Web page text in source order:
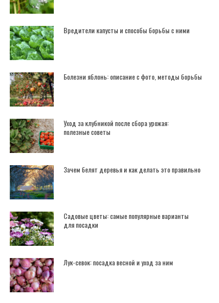
Вредители капусты и способы борьбы с ними
Болезни яблонь: описание с фото, методы борьбы
Уход за клубникой после сбора урожая:
полезные советы
Зачем белят деревья и как делать это правильно
Садовые цветы: самые популярные варианты
для посадки
Лук-севок: посадка весной и уход за ним